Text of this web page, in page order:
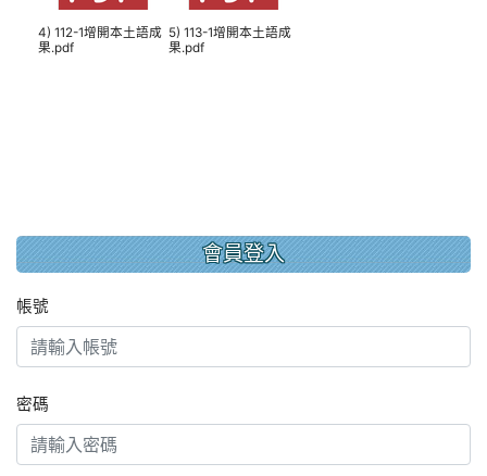
4) 112-1增開本土語成
果.pdf
5) 113-1增開本土語成
果.pdf
會員登入
帳號
密碼